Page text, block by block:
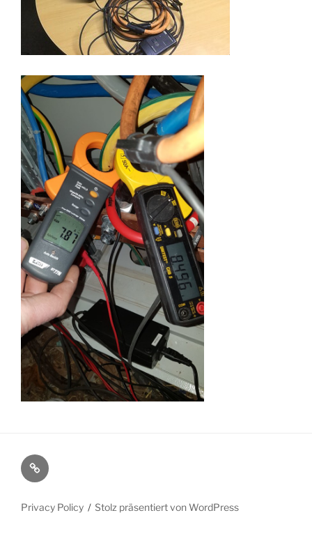
Mitarbeiter
Privacy Policy Stolz präsentiert von WordPress